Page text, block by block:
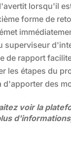
lorsqu'il
forme de
superviseur
de rapport
les étapes du
d'apporter des
voir la